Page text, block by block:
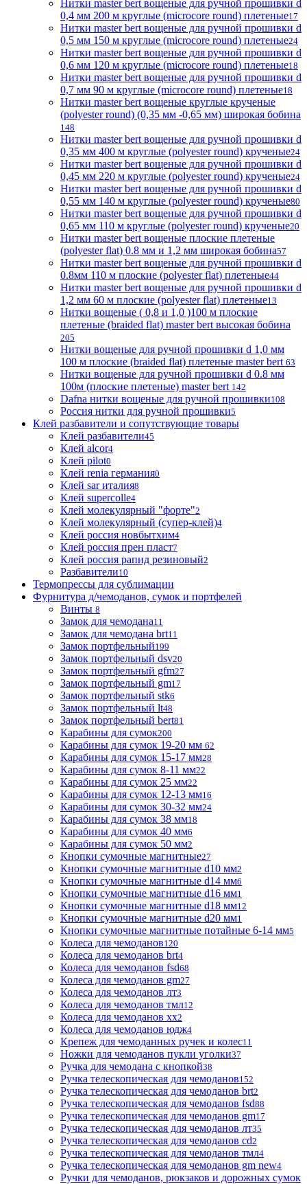
Нитки master bert вощеные для ручной прошивки d
0,4 мм 200 м круглые (microcore round) плетеные17
Нитки master bert вощеные для ручной прошивки d
0,5 мм 150 м круглые (microcore round) плетеные24
Нитки master bert вощеные для ручной прошивки d
0,6 мм 120 м круглые (microcore round) плетеные18
Нитки master bert вощеные для ручной прошивки d
0,7 мм 90 м круглые (microcore round) плетеные18
Нитки master bert вощеные круглые крученые
(polyester round) (0,35 мм -0,65 мм) широкая бобина
148
Нитки master bert вощеные для ручной прошивки d
0,35 мм 400 м круглые (polyester round) крученые24
Нитки master bert вощеные для ручной прошивки d
0,45 мм 220 м круглые (polyester round) крученые24
Нитки master bert вощеные для ручной прошивки d
0,55 мм 140 м круглые (polyester round) крученые80
Нитки master bert вощеные для ручной прошивки d
0,65 мм 110 м круглые (polyester round) крученые20
Нитки master bert вощеные плоские плетеные
(polyester flat) 0.8 мм и 1,2 мм широкая бобина57
Нитки master bert вощеные для ручной прошивки d
0.8мм 110 м плоские (polyester flat) плетеные44
Нитки master bert вощеные для ручной прошивки d
1,2 мм 60 м плоские (polyester flat) плетеные13
Нитки вощеные ( 0,8 и 1,0 )100 м плоские
плетеные (braided flat) master bert высокая бобина
205
Нитки вощеные для ручной прошивки d 1,0 мм
100 м плоские (braided flat) плетеные master bert 63
Нитки вощеные для ручной прошивки d 0.8 мм
100м (плоские плетеные) master bert 142
Dafna нитки вощеные для ручной прошивки108
Россия нитки для ручной прошивки5
Клей разбавители и сопутствующие товары
Клей разбавители45
Клей alcor4
Клей pilot0
Клей renia германия0
Клей sar италия8
Клей supercolle4
Клей молекулярный "форте"2
Клей молекулярный (супер-клей)4
Клей россия новбытхим4
Клей россия прен пласт7
Клей россия рапид резиновый2
Разбавители10
Термопрессы для сублимации
Фурнитура д/чемоданов, сумок и портфелей
Винты 8
Замок для чемодана11
Замок для чемодана brt11
Замок портфельный199
Замок портфельный dsv20
Замок портфельный gfm27
Замок портфельный gm17
Замок портфельный stk6
Замок портфельный lt48
Замок портфельный bert81
Карабины для сумок200
Карабины для сумок 19-20 мм 62
Карабины для сумок 15-17 мм28
Карабины для сумок 8-11 мм22
Карабины для сумок 25 мм22
Карабины для сумок 12-13 мм16
Карабины для сумок 30-32 мм24
Карабины для сумок 38 мм18
Карабины для сумок 40 мм6
Карабины для сумок 50 мм2
Кнопки сумочные магнитные27
Кнопки сумочные магнитные d10 мм2
Кнопки сумочные магнитные d14 мм6
Кнопки сумочные магнитные d16 мм1
Кнопки сумочные магнитные d18 мм12
Кнопки сумочные магнитные d20 мм1
Кнопки сумочные магнитные потайные 6-14 мм5
Колеса для чемоданов120
Колеса для чемоданов brt4
Колеса для чемоданов fsd68
Колеса для чемоданов gm27
Колеса для чемоданов лт3
Колеса для чемоданов тмл12
Колеса для чемоданов хх2
Колеса для чемоданов юдж4
Крепеж для чемоданных ручек и колес11
Ножки для чемоданов пукли уголки37
Ручка для чемодана с кнопкой38
Ручка телескопическая для чемоданов152
Ручка телескопическая для чемоданов brt2
Ручка телескопическая для чемоданов fsd88
Ручка телескопическая для чемоданов gm17
Ручка телескопическая для чемоданов лт35
Ручка телескопическая для чемоданов сd2
Ручка телескопическая для чемоданов тмл4
Ручка телескопическая для чемоданов gm new4
Ручки для чемоданов, рюкзаков и дорожных сумок